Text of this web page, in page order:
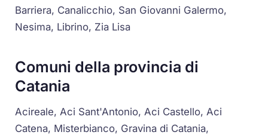
Barriera, Canalicchio, San Giovanni Galermo,
Nesima, Librino, Zia Lisa
Comuni della provincia di
Catania
Acireale, Aci Sant'Antonio, Aci Castello, Aci
Catena, Misterbianco, Gravina di Catania,